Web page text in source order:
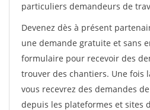
particuliers demandeurs de
Devenez dès à présent
une demande gratuite et sans
formulaire pour recevoir des
trouver des chantiers. Une fois
vous recevrez des demandes
depuis les plateformes et sites